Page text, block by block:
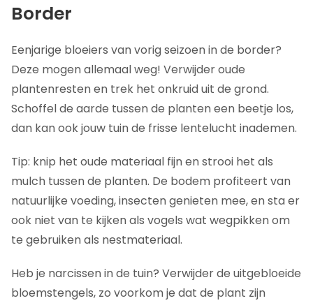
Border
Eenjarige bloeiers van vorig seizoen in de border?
Deze mogen allemaal weg! Verwijder oude
plantenresten en trek het onkruid uit de grond.
Schoffel de aarde tussen de planten een beetje los,
dan kan ook jouw tuin de frisse lentelucht inademen.
Tip: knip het oude materiaal fijn en strooi het als
mulch tussen de planten. De bodem profiteert van
natuurlijke voeding, insecten genieten mee, en sta er
ook niet van te kijken als vogels wat wegpikken om
te gebruiken als nestmateriaal.
Heb je narcissen in de tuin? Verwijder de uitgebloeide
bloemstengels, zo voorkom je dat de plant zijn